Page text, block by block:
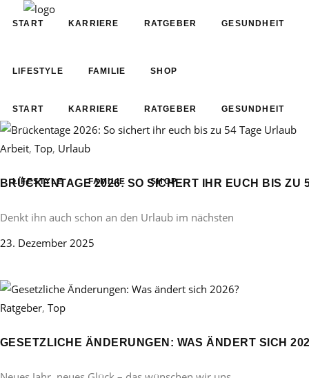
START KARRIERE RATGEBER GESUNDHEIT
LIFESTYLE FAMILIE SHOP
START KARRIERE RATGEBER GESUNDHEIT
LIFESTYLE FAMILIE SHOP
Arbeit, Top, Urlaub
BRÜCKENTAGE 2026: SO SICHERT IHR EUCH BIS ZU
Denkt ihn auch schon an den Urlaub im nächsten
23. Dezember 2025
Ratgeber, Top
GESETZLICHE ÄNDERUNGEN: WAS ÄNDERT SICH